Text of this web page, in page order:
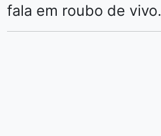
fala em roubo de vivo.